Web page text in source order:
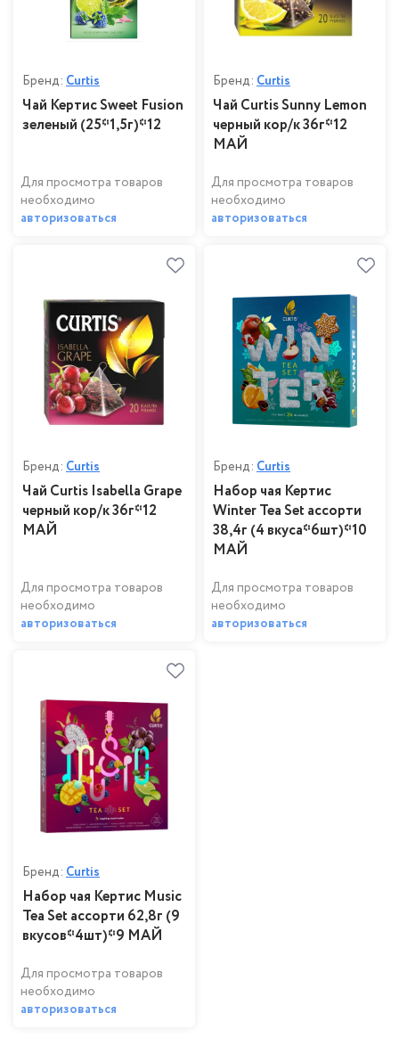
Бренд: Curtis
Чай Кертис Sweet Fusion
зеленый (25*1,5г)*12
Для просмотра товаров
необходимо
авторизоваться
Бренд: Curtis
Чай Curtis Sunny Lemon
черный кор/к 36г*12
МАЙ
Для просмотра товаров
необходимо
авторизоваться
Бренд: Curtis
Чай Curtis Isabella Grape
черный кор/к 36г*12
МАЙ
Для просмотра товаров
необходимо
авторизоваться
Бренд: Curtis
Набор чая Кертис
Winter Tea Set ассорти
38,4г (4 вкуса*6шт)*10
МАЙ
Для просмотра товаров
необходимо
авторизоваться
Бренд: Curtis
Набор чая Кертис Music
Tea Set ассорти 62,8г (9
вкусов*4шт)*9 МАЙ
Для просмотра товаров
необходимо
авторизоваться